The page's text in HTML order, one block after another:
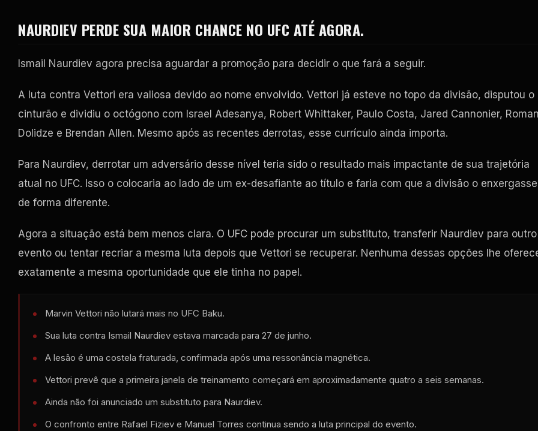
NAURDIEV PERDE SUA MAIOR CHANCE NO UFC ATÉ AGORA.
Ismail Naurdiev agora precisa aguardar a promoção para decidir o que fará a seguir.
A luta contra Vettori era valiosa devido ao nome envolvido. Vettori já esteve no topo da divisão, disputou o
cinturão e dividiu o octógono com Israel Adesanya, Robert Whittaker, Paulo Costa, Jared Cannonier,
Dolidze e Brendan Allen. Mesmo após as recentes derrotas, esse currículo ainda importa.
Para Naurdiev, derrotar um adversário desse nível teria sido o resultado mais impactante de sua trajetória
atual no UFC. Isso o colocaria ao lado de um ex-desafiante ao título e faria com que a divisão o enxergasse
de forma diferente.
Agora a situação está bem menos clara. O UFC pode procurar um substituto, transferir Naurdiev para outro
evento ou tentar recriar a mesma luta depois que Vettori se recuperar. Nenhuma dessas opções lhe
exatamente a mesma oportunidade que ele tinha no papel.
Marvin Vettori não lutará mais no UFC Baku.
Sua luta contra Ismail Naurdiev estava marcada para 27 de junho.
A lesão é uma costela fraturada, confirmada após uma ressonância magnética.
Vettori prevê que a primeira janela de treinamento começará em aproximadamente quatro a seis semanas.
Ainda não foi anunciado um substituto para Naurdiev.
O confronto entre Rafael Fiziev e Manuel Torres continua sendo a luta principal do evento.